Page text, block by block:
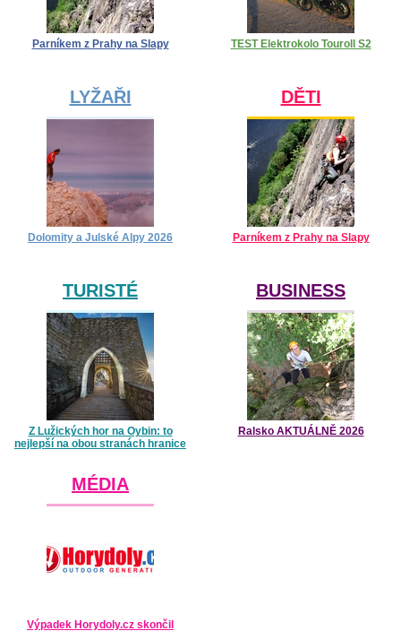
Parníkem z Prahy na Slapy TEST Elektrokolo Touroll S2
LYŽAŘI
Dolomity a Julské Alpy 2026
DĚTI
Parníkem z Prahy na Slapy
TURISTÉ
Z Lužických hor na Oybin: to
nejlepší na obou stranách hranice
BUSINESS
Ralsko AKTUÁLNĚ 2026
MÉDIA
Výpadek Horydoly.cz skončil